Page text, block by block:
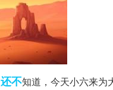
还不知道，今天小六来为